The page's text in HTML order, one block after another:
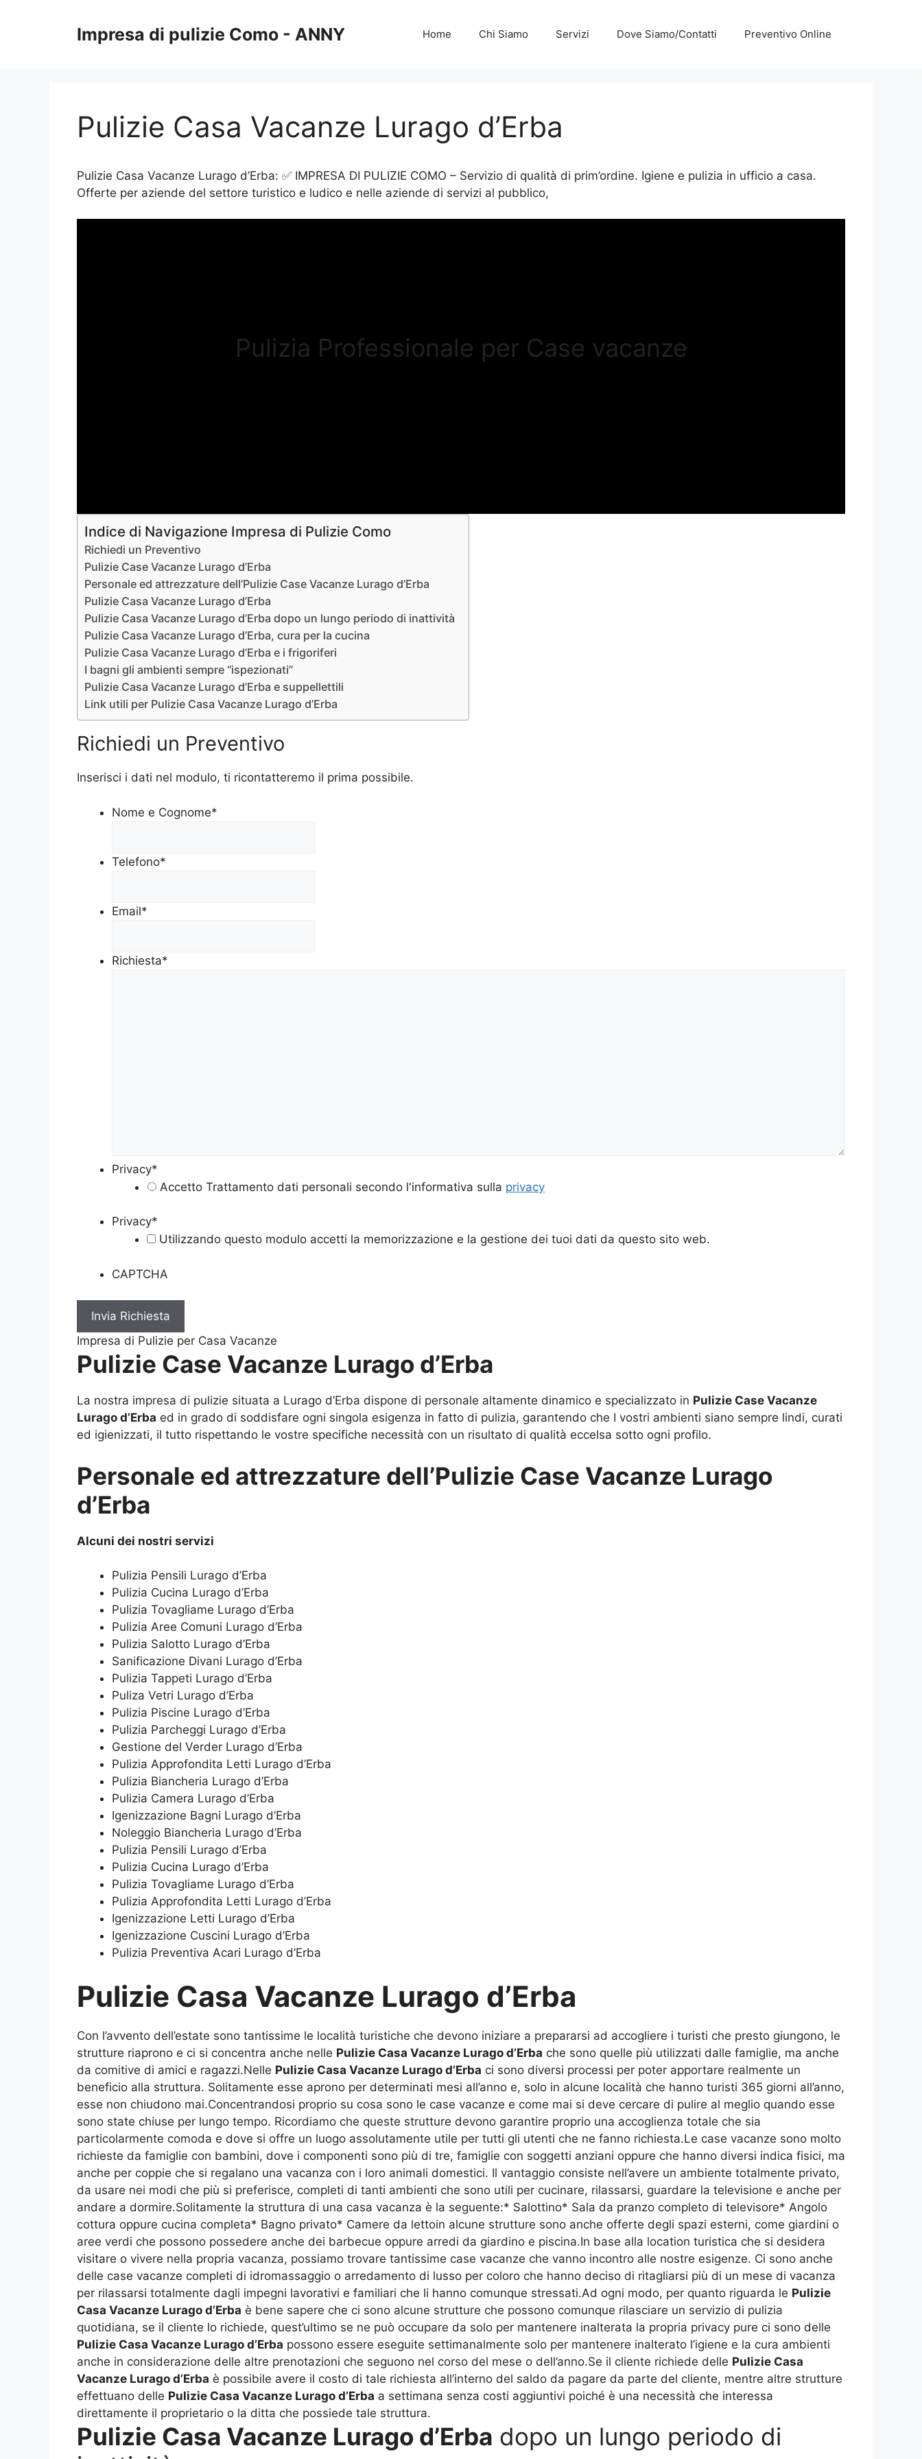
Impresa di pulizie Como - ANNY Home Chi Siamo Servizi Dove Siamo/Contatti Preventivo Online
Pulizie Casa Vacanze Lurago d’Erba
Pulizie Casa Vacanze Lurago d’Erba: ✅ IMPRESA DI PULIZIE COMO – Servizio di qualità di prim’ordine. Igiene e pulizia in ufficio a casa.
Offerte per aziende del settore turistico e ludico e nelle aziende di servizi al pubblico,
Pulizia Professionale per Case vacanze
Indice di Navigazione Impresa di Pulizie Como
Richiedi un Preventivo
Pulizie Case Vacanze Lurago d’Erba
Personale ed attrezzature dell’Pulizie Case Vacanze Lurago d’Erba
Pulizie Casa Vacanze Lurago d’Erba
Pulizie Casa Vacanze Lurago d’Erba dopo un lungo periodo di inattività
Pulizie Casa Vacanze Lurago d’Erba, cura per la cucina
Pulizie Casa Vacanze Lurago d’Erba e i frigoriferi
I bagni gli ambienti sempre “ispezionati”
Pulizie Casa Vacanze Lurago d’Erba e suppellettili
Link utili per Pulizie Casa Vacanze Lurago d’Erba
Richiedi un Preventivo
Inserisci i dati nel modulo, ti ricontatteremo il prima possibile.
Nome e Cognome*
Telefono*
Email*
Richiesta*
Privacy*
Accetto Trattamento dati personali secondo l'informativa sulla privacy
Privacy*
Utilizzando questo modulo accetti la memorizzazione e la gestione dei tuoi dati da questo sito web.
CAPTCHA
Impresa di Pulizie per Casa Vacanze
Pulizie Case Vacanze Lurago d’Erba
La nostra impresa di pulizie situata a Lurago d’Erba dispone di personale altamente dinamico e specializzato in Pulizie Case Vacanze
Lurago d’Erba ed in grado di soddisfare ogni singola esigenza in fatto di pulizia, garantendo che I vostri ambienti siano sempre lindi, curati
ed igienizzati, il tutto rispettando le vostre specifiche necessità con un risultato di qualità eccelsa sotto ogni profilo.
Personale ed attrezzature dell’Pulizie Case Vacanze Lurago
d’Erba
Alcuni dei nostri servizi
Pulizia Pensili Lurago d’Erba
Pulizia Cucina Lurago d’Erba
Pulizia Tovagliame Lurago d’Erba
Pulizia Aree Comuni Lurago d’Erba
Pulizia Salotto Lurago d’Erba
Sanificazione Divani Lurago d’Erba
Pulizia Tappeti Lurago d’Erba
Puliza Vetri Lurago d’Erba
Pulizia Piscine Lurago d’Erba
Pulizia Parcheggi Lurago d’Erba
Gestione del Verder Lurago d’Erba
Pulizia Approfondita Letti Lurago d’Erba
Pulizia Biancheria Lurago d’Erba
Pulizia Camera Lurago d’Erba
Igenizzazione Bagni Lurago d’Erba
Noleggio Biancheria Lurago d’Erba
Pulizia Pensili Lurago d’Erba
Pulizia Cucina Lurago d’Erba
Pulizia Tovagliame Lurago d’Erba
Pulizia Approfondita Letti Lurago d’Erba
Igenizzazione Letti Lurago d’Erba
Igenizzazione Cuscini Lurago d’Erba
Pulizia Preventiva Acari Lurago d’Erba
Pulizie Casa Vacanze Lurago d’Erba
Con l’avvento dell’estate sono tantissime le località turistiche che devono iniziare a prepararsi ad accogliere i turisti che presto giungono, le
strutture riaprono e ci si concentra anche nelle Pulizie Casa Vacanze Lurago d’Erba che sono quelle più utilizzati dalle famiglie, ma anche
da comitive di amici e ragazzi.Nelle Pulizie Casa Vacanze Lurago d’Erba ci sono diversi processi per poter apportare realmente un
beneficio alla struttura. Solitamente esse aprono per determinati mesi all’anno e, solo in alcune località che hanno turisti 365 giorni all’anno,
esse non chiudono mai.Concentrandosi proprio su cosa sono le case vacanze e come mai si deve cercare di pulire al meglio quando esse
sono state chiuse per lungo tempo. Ricordiamo che queste strutture devono garantire proprio una accoglienza totale che sia
particolarmente comoda e dove si offre un luogo assolutamente utile per tutti gli utenti che ne fanno richiesta.Le case vacanze sono molto
richieste da famiglie con bambini, dove i componenti sono più di tre, famiglie con soggetti anziani oppure che hanno diversi indica fisici, ma
anche per coppie che si regalano una vacanza con i loro animali domestici. Il vantaggio consiste nell’avere un ambiente totalmente privato,
da usare nei modi che più si preferisce, completi di tanti ambienti che sono utili per cucinare, rilassarsi, guardare la televisione e anche per
andare a dormire.Solitamente la struttura di una casa vacanza è la seguente:* Salottino* Sala da pranzo completo di televisore* Angolo
cottura oppure cucina completa* Bagno privato* Camere da lettoin alcune strutture sono anche offerte degli spazi esterni, come giardini o
aree verdi che possono possedere anche dei barbecue oppure arredi da giardino e piscina.In base alla location turistica che si desidera
visitare o vivere nella propria vacanza, possiamo trovare tantissime case vacanze che vanno incontro alle nostre esigenze. Ci sono anche
delle case vacanze completi di idromassaggio o arredamento di lusso per coloro che hanno deciso di ritagliarsi più di un mese di vacanza
per rilassarsi totalmente dagli impegni lavorativi e familiari che li hanno comunque stressati.Ad ogni modo, per quanto riguarda le Pulizie
Casa Vacanze Lurago d’Erba è bene sapere che ci sono alcune strutture che possono comunque rilasciare un servizio di pulizia
quotidiana, se il cliente lo richiede, quest’ultimo se ne può occupare da solo per mantenere inalterata la propria privacy pure ci sono delle
Pulizie Casa Vacanze Lurago d’Erba possono essere eseguite settimanalmente solo per mantenere inalterato l’igiene e la cura ambienti
anche in considerazione delle altre prenotazioni che seguono nel corso del mese o dell’anno.Se il cliente richiede delle Pulizie Casa
Vacanze Lurago d’Erba è possibile avere il costo di tale richiesta all’interno del saldo da pagare da parte del cliente, mentre altre strutture
effettuano delle Pulizie Casa Vacanze Lurago d’Erba a settimana senza costi aggiuntivi poiché è una necessità che interessa
direttamente il proprietario o la ditta che possiede tale struttura.
Pulizie Casa Vacanze Lurago d’Erba dopo un lungo periodo di